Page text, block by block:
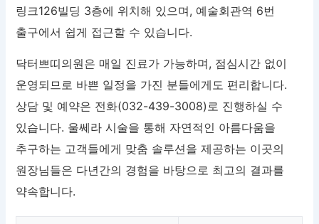
링크126빌딩 3층에 위치해 있으며, 예술회관역 6번
출구에서 쉽게 접근할 수 있습니다.
닥터쁘띠의원은 매일 진료가 가능하며, 점심시간 없이
운영되므로 바쁜 일정을 가진 분들에게도 편리합니다.
상담 및 예약은 전화(032-439-3008)로 진행하실 수
있습니다. 울쎄라 시술을 통해 자연적인 아름다움을
추구하는 고객들에게 맞춤 솔루션을 제공하는 이곳의
원장님들은 다년간의 경험을 바탕으로 최고의 결과를
약속합니다.